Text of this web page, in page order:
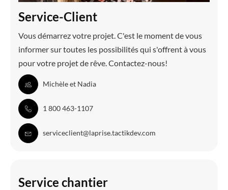
Service-Client
Vous démarrez votre projet. C'est le moment de vous
informer sur toutes les possibilités qui s'offrent à vous
pour votre projet de rêve. Contactez-nous!
Michèle et Nadia
1 800 463-1107
serviceclient@laprise.tactikdev.com
Service chantier